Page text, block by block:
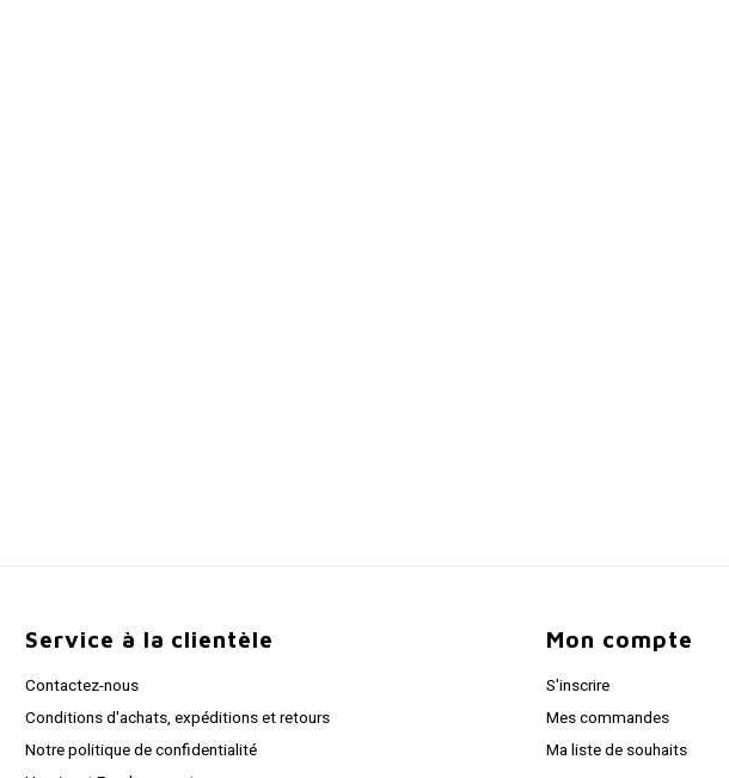
Service à la clientèle
Contactez-nous
Conditions d'achats, expéditions et retours
Notre politique de confidentialité
Mon compte
S'inscrire
Mes commandes
Ma liste de souhaits